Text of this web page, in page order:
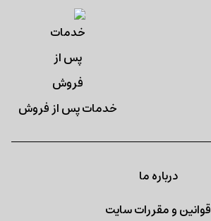
خدمات پس از فروش
درباره ما
قوانین و مقررات سایت